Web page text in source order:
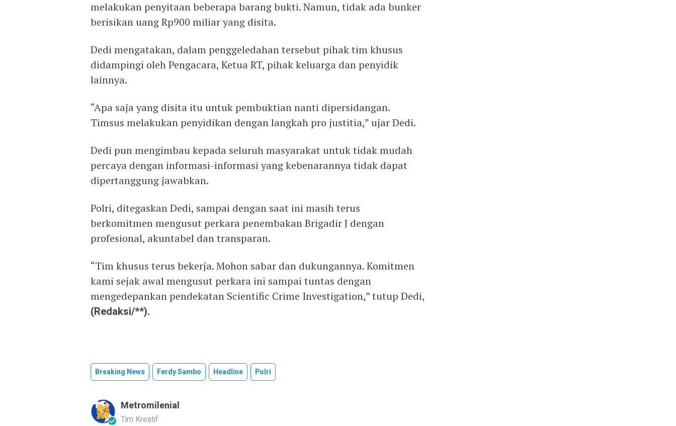
melakukan penyitaan beberapa barang bukti. Namun, tidak ada bunker
berisikan uang Rp900 miliar yang disita.
Dedi mengatakan, dalam penggeledahan tersebut pihak tim khusus
didampingi oleh Pengacara, Ketua RT, pihak keluarga dan penyidik
lainnya.
“Apa saja yang disita itu untuk pembuktian nanti dipersidangan.
Timsus melakukan penyidikan dengan langkah pro justitia,” ujar Dedi.
Dedi pun mengimbau kepada seluruh masyarakat untuk tidak mudah
percaya dengan informasi-informasi yang kebenarannya tidak dapat
dipertanggung jawabkan.
Polri, ditegaskan Dedi, sampai dengan saat ini masih terus
berkomitmen mengusut perkara penembakan Brigadir J dengan
profesional, akuntabel dan transparan.
“Tim khusus terus bekerja. Mohon sabar dan dukungannya. Komitmen
kami sejak awal mengusut perkara ini sampai tuntas dengan
mengedepankan pendekatan Scientific Crime Investigation,” tutup Dedi,
(Redaksi/**).
Breaking News Ferdy Sambo Headline Polri
Metromilenial
Tim Kreatif